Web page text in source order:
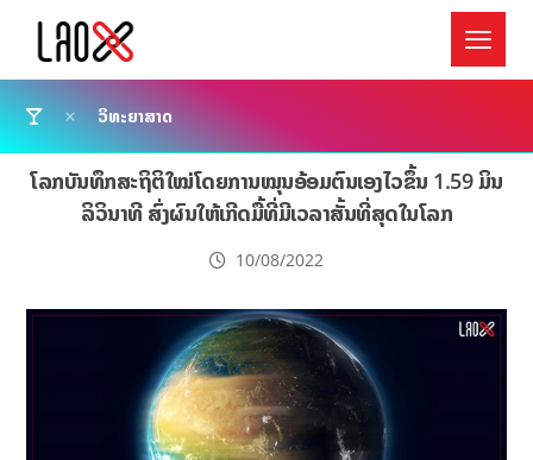
ວິທະຍາສາດ
ໂລກບັນທຶກສະຖິຕິໃໝ່ໂດຍການໝຸນອ້ອມຕົນເອງໄວຂຶ້ນ 1.59 ມິນ
ລິວິນາທີ ສົ່ງຜົນໃຫ້ເກີດມື້ທີ່ມີເວລາສັ້ນທີ່ສຸດໃນໂລກ
10/08/2022